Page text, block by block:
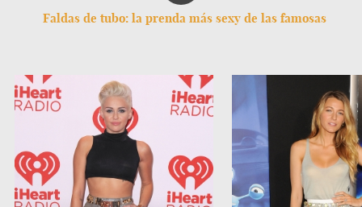
Faldas de tubo: la prenda más sexy de las famosas